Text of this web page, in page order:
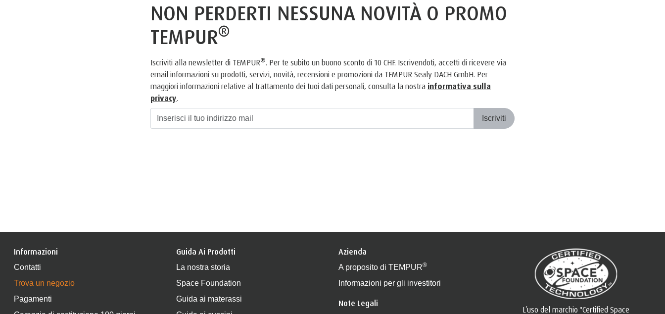
NON PERDERTI NESSUNA NOVITÀ O PROMO
TEMPUR®
Iscriviti alla newsletter di TEMPUR®. Per te subito un buono sconto di 10 CHF. Iscrivendoti, accetti di ricevere via
email informazioni su prodotti, servizi, novità, recensioni e promozioni da TEMPUR Sealy DACH GmbH. Per
maggiori informazioni relative al trattamento dei tuoi dati personali, consulta la nostra informativa sulla
privacy.
Iscriviti
Informazioni
Contatti
Trova un negozio
Pagamenti
Guida Ai Prodotti
La nostra storia
Space Foundation
Guida ai materassi
Azienda
A proposito di TEMPUR®
Informazioni per gli investitori
Note Legali
L’uso del marchio "Certified Space